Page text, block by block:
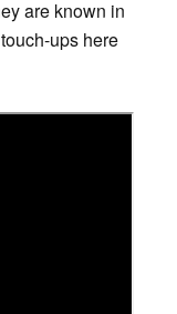
are known in
ups here